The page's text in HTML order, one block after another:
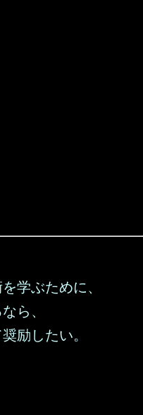
学ぶために、
ら、
励したい。